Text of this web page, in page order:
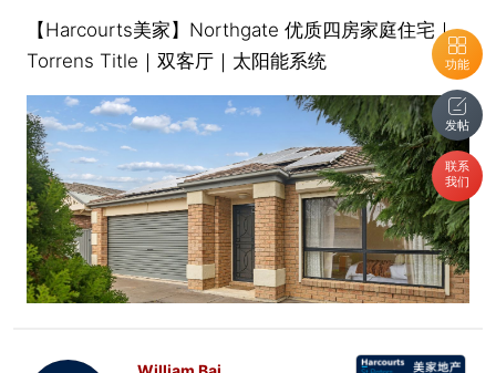
功能
发帖
联系
我们
【Harcourts美家】Northgate 优质四房家庭住宅｜
Torrens Title｜双客厅｜太阳能系统